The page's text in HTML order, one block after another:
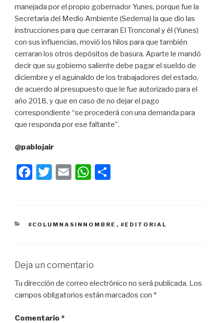
manejada por el propio gobernador Yunes, porque fue la
Secretaría del Medio Ambiente (Sedema) la que dio las
instrucciones para que cerraran El Tronconal y él (Yunes)
con sus influencias, movió los hilos para que también
cerraran los otros depósitos de basura. Aparte le mandó
decir que su gobierno saliente debe pagar el sueldo de
diciembre y el aguinaldo de los trabajadores del estado,
de acuerdo al presupuesto que le fue autorizado para el
año 2018, y que en caso de no dejar el pago
correspondiente “se procederá con una demanda para
que responda por ese faltante”.
@pablojair
F
e
o
k
T
er
E
W
s
p
p
CATEGORÍAS
#COLUMNASINNOMBRE , #EDITORIAL
Deja un comentario
Tu dirección de correo electrónico no será publicada. Los
campos obligatorios están marcados con *
Comentario *